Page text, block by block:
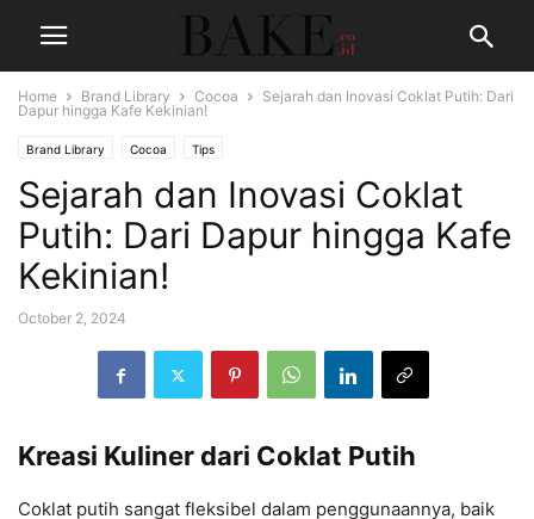
Home Brand Library Cocoa
Sejarah dan Inovasi Coklat Putih: Dari
Dapur hingga Kafe Kekinian!
Brand Library Cocoa Tips
Sejarah dan Inovasi Coklat
Putih: Dari Dapur hingga Kafe
Kekinian!
October 2, 2024
Kreasi Kuliner dari Coklat Putih
Coklat putih sangat fleksibel dalam penggunaannya, baik